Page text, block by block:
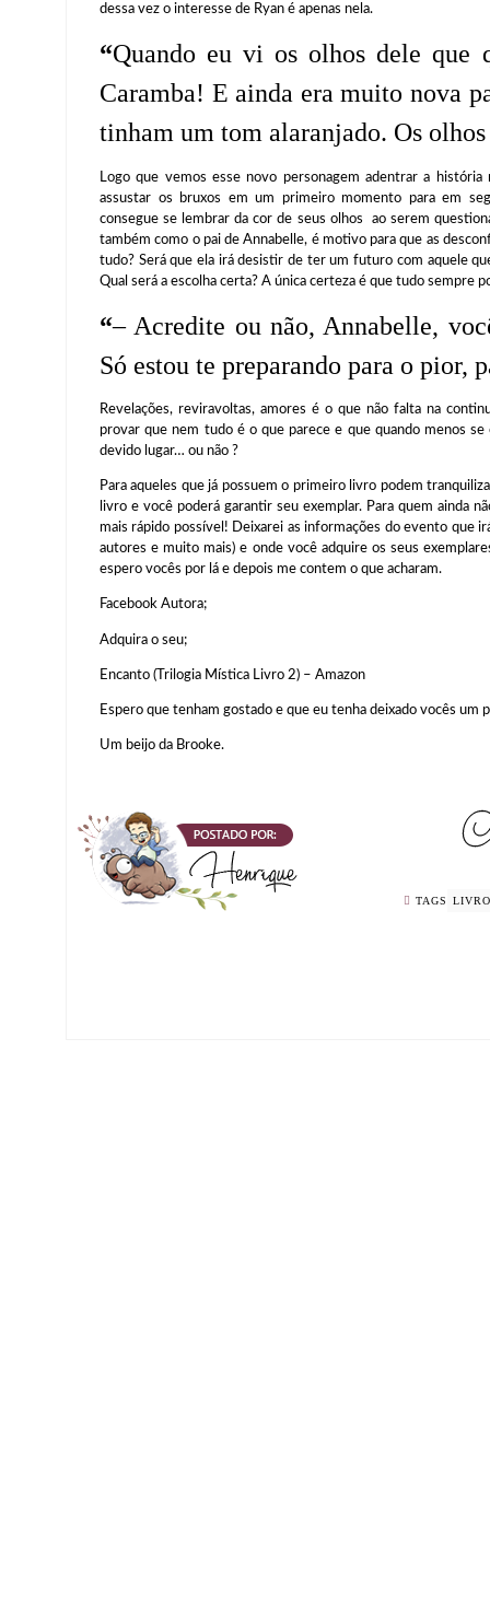
dessa vez o interesse de Ryan é apenas nela.
“Quando eu vi os olhos dele que
Caramba! E ainda era muito nova
tinham um tom alaranjado. Os
Logo que vemos esse novo personagem adentrar a
assustar os bruxos em um primeiro momento para em
consegue se lembrar da cor de seus olhos ao serem
também como o pai de Annabelle, é motivo para que as
tudo? Será que ela irá desistir de ter um futuro com aquele
Qual será a escolha certa? A única certeza é que tudo sempre
“– Acredite ou não, Annabelle,
Só estou te preparando para o pior,
Revelações, reviravoltas, amores é o que não falta na
provar que nem tudo é o que parece e que quando menos
devido lugar… ou não ?
Para aqueles que já possuem o primeiro livro podem
livro e você poderá garantir seu exemplar. Para quem ainda
mais rápido possível! Deixarei as informações do evento que
autores e muito mais) e onde você adquire os seus
espero vocês por lá e depois me contem o que acharam.
Facebook Autora;
Adquira o seu;
Encanto (Trilogia Mística Livro 2) – Amazon
Espero que tenham gostado e que eu tenha deixado vocês um
Um beijo da Brooke.
TAGS